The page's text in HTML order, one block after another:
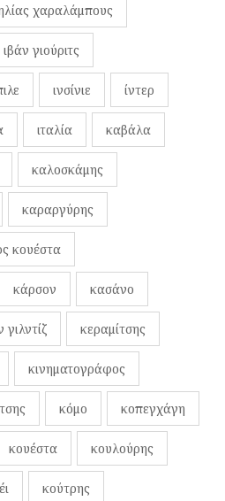
χαραλάμπους
ιβάν γιούριτς
ινσίνιε ίντερ
ιταλία καβάλα
καλοσκάμης
καραργύρης
κουέστα
κάρσον κασάνο
κεραμίτσης
κινηματογράφος
κόμο κοπεγχάγη
κουέστα κουλούρης
κούτρης